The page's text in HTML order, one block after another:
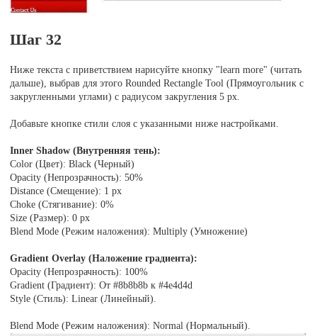
Шаг 32
Ниже текста с приветствием нарисуйте кнопку "learn more" (читать
дальше), выбрав для этого Rounded Rectangle Tool (Прямоугольник с
закругленными углами) с радиусом закругления 5 рх.
Добавьте кнопке стили слоя с указанными ниже настройками.
Inner Shadow (Внутренняя тень):
Color (Цвет): Black (Черный)
Opacity (Непрозрачность): 50%
Distance (Смещение): 1 px
Choke (Стягивание): 0%
Size (Размер): 0 px
Blend Mode (Режим наложения): Multiply (Умножение)
Gradient Overlay (Наложение градиента):
Opacity (Непрозрачность): 100%
Gradient (Градиент): От #8b8b8b к #4e4d4d
Style (Стиль): Linear (Линейный).
Blend Mode (Режим наложения): Normal (Нормальный).